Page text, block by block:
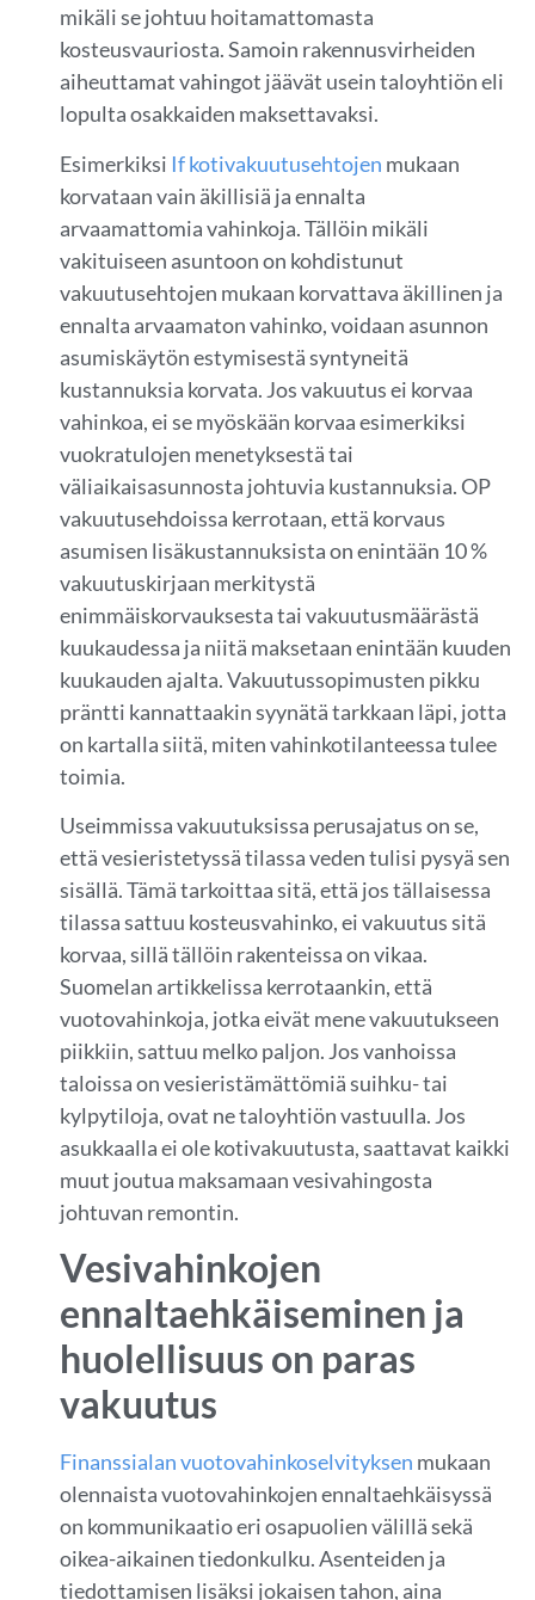
mikäli se johtuu hoitamattomasta
kosteusvauriosta. Samoin rakennusvirheiden
aiheuttamat vahingot jäävät usein taloyhtiön eli
lopulta osakkaiden maksettavaksi.
Esimerkiksi If kotivakuutusehtojen mukaan
korvataan vain äkillisiä ja ennalta
arvaamattomia vahinkoja. Tällöin mikäli
vakituiseen asuntoon on kohdistunut
vakuutusehtojen mukaan korvattava äkillinen ja
ennalta arvaamaton vahinko, voidaan asunnon
asumiskäytön estymisestä syntyneitä
kustannuksia korvata. Jos vakuutus ei korvaa
vahinkoa, ei se myöskään korvaa esimerkiksi
vuokratulojen menetyksestä tai
väliaikaisasunnosta johtuvia kustannuksia. OP
vakuutusehdoissa kerrotaan, että korvaus
asumisen lisäkustannuksista on enintään 10 %
vakuutuskirjaan merkitystä
enimmäiskorvauksesta tai vakuutusmäärästä
kuukaudessa ja niitä maksetaan enintään kuuden
kuukauden ajalta. Vakuutussopimusten pikku
präntti kannattaakin syynätä tarkkaan läpi, jotta
on kartalla siitä, miten vahinkotilanteessa tulee
toimia.
Useimmissa vakuutuksissa perusajatus on se,
että vesieristetyssä tilassa veden tulisi pysyä sen
sisällä. Tämä tarkoittaa sitä, että jos tällaisessa
tilassa sattuu kosteusvahinko, ei vakuutus sitä
korvaa, sillä tällöin rakenteissa on vikaa.
Suomelan artikkelissa kerrotaankin, että
vuotovahinkoja, jotka eivät mene vakuutukseen
piikkiin, sattuu melko paljon. Jos vanhoissa
taloissa on vesieristämättömiä suihku- tai
kylpytiloja, ovat ne taloyhtiön vastuulla. Jos
asukkaalla ei ole kotivakuutusta, saattavat kaikki
muut joutua maksamaan vesivahingosta
johtuvan remontin.
Vesivahinkojen
ennaltaehkäiseminen ja
huolellisuus on paras
vakuutus
Finanssialan vuotovahinkoselvityksen mukaan
olennaista vuotovahinkojen ennaltaehkäisyssä
on kommunikaatio eri osapuolien välillä sekä
oikea-aikainen tiedonkulku. Asenteiden ja
tiedottamisen lisäksi jokaisen tahon, aina